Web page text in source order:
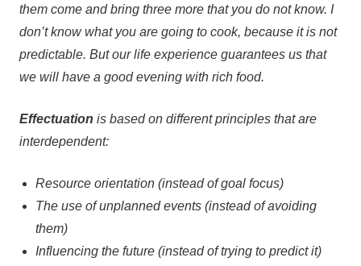
them come and bring three more that you do not know. I
don’t know what you are going to cook, because it is not
predictable. But our life experience guarantees us that
we will have a good evening with rich food.
Effectuation is based on different principles that are
interdependent:
Resource orientation (instead of goal focus)
The use of unplanned events (instead of avoiding
them)
Influencing the future (instead of trying to predict it)